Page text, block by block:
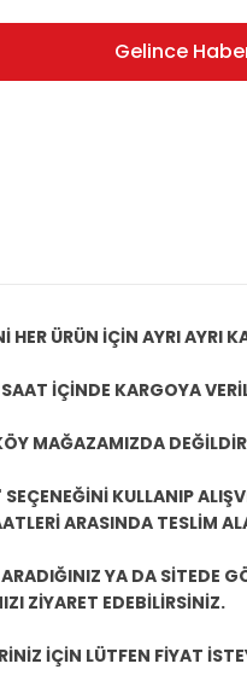
Gelince
ÜRÜN İÇİN AYRI AYRI
İÇİNDE KARGOYA
MAĞAZAMIZDA
KULLANIP
ARASINDA TESLİM
YA DA SİTEDE
ZİYARET EDEBİLİRSİNİZ.
İÇİN LÜTFEN FİYAT